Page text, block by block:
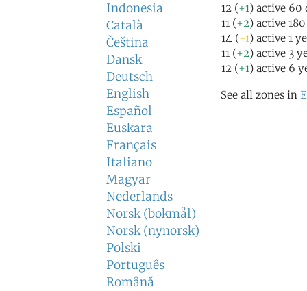
Indonesia
Català
Čeština
Dansk
Deutsch
English
Español
Euskara
Français
Italiano
Magyar
Nederlands
Norsk (bokmål)
Norsk (nynorsk)
Polski
Português
Română
12 (+1) active 60
11 (+2) active
14 (-1) active 1
11 (+2) active 3
12 (+1) active 6
See all zones in